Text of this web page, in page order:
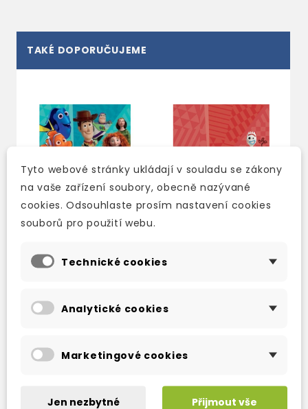
TAKÉ DOPORUČUJEME
MY DISNEY STARS
AND DIGITAL
expedujeme)
MY DISNEY STARS
WITH EBOOKS AND
expedujeme)
Tyto webové stránky ukládají v souladu se zákony
na vaše zařízení soubory, obecně nazývané
cookies. Odsouhlaste prosím nastavení cookies
souborů pro použití webu.
Technické cookies
Analytické cookies
Marketingové cookies
Jen nezbytné Přijmout vše